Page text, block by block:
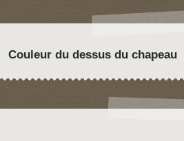
Couleur du dessus du chapeau